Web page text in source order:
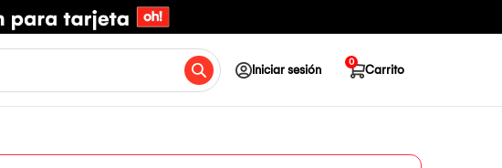
Iniciar sesión Carrito
0